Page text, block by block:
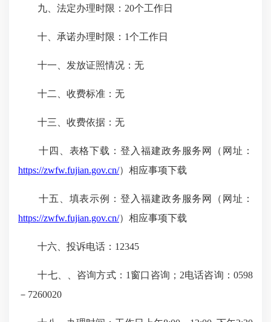
九、法定办理时限： 20个工作日
十、承诺办理时限：1个工作日
十一、发放证照情况： 无
十二、收费标准： 无
十三、收费依据： 无
十四、 表格下载 ：登入福建政务服务网（网址：
https://zwfw.fujian.gov.cn/）相应事项下载
十五、填表示例
：登入福建政务服务网（网址：
https://zwfw.fujian.gov.cn/）相应事项下载
十六、投诉电话 ：12345
十七、、咨询方式： 1窗口咨询；2电话咨询 ：0598
－7260020